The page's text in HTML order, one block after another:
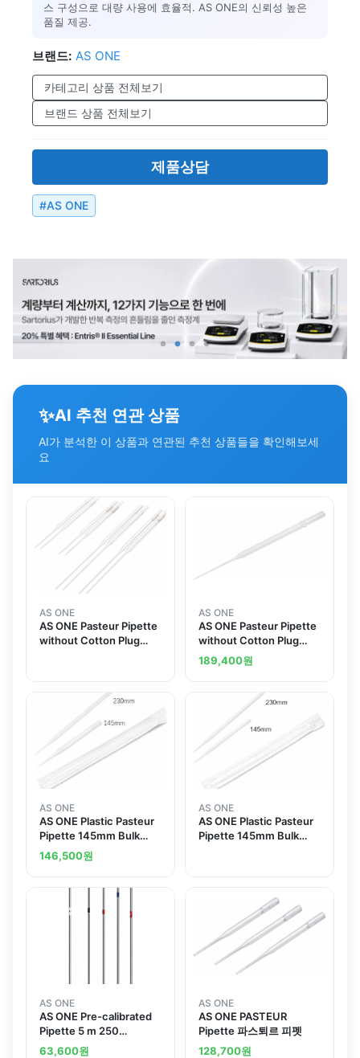
스 구성으로 대량 사용에 효율적. AS ONE의 신뢰성 높은
품질 제공.
브랜드: AS ONE
카테고리 상품 전체보기
브랜드 상품 전체보기
제품상담
#AS ONE
✨AI 추천 연관 상품
AI가 분석한 이 상품과 연관된 추천 상품들을 확인해보세
요
AS ONE
AS ONE Pasteur Pipette
without Cotton Plug
AS ONE
AS ONE Pasteur Pipette
without Cotton Plug
150mm 1000 Pieces
189,400원
AS ONE
AS ONE Plastic Pasteur
Pipette 145mm Bulk
Packagingand others
146,500원
AS ONE
AS ONE Plastic Pasteur
Pipette 145mm Bulk
AS ONE
AS ONE Pre-calibrated
Pipette 5 m 250
Piecesand others
63,600원
AS ONE
AS ONE PASTEUR
Pipette 파스퇴르 피펫
128,700원